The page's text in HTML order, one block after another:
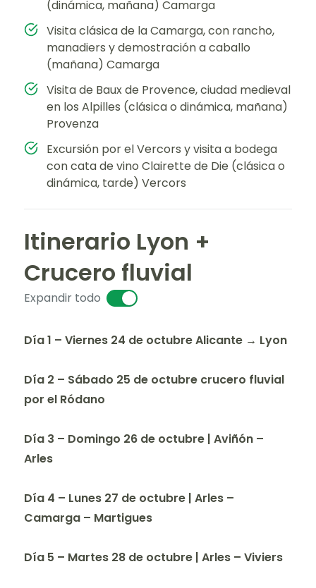
(dinámica, mañana) Camarga
Visita clásica de la Camarga, con rancho,
manadiers y demostración a caballo
(mañana) Camarga
Visita de Baux de Provence, ciudad medieval
en los Alpilles (clásica o dinámica, mañana)
Provenza
Excursión por el Vercors y visita a bodega
con cata de vino Clairette de Die (clásica o
dinámica, tarde) Vercors
Itinerario Lyon +
Crucero fluvial
Expandir todo
Día 1 – Viernes 24 de octubreAlicante → Lyon
Día 2 – Sábado 25 de octubre crucero fluvial
por el Ródano
Día 3 – Domingo 26 de octubre | Aviñón –
Arles
Día 4 – Lunes 27 de octubre | Arles –
Camarga – Martigues
Día 5 – Martes 28 de octubre | Arles – Viviers